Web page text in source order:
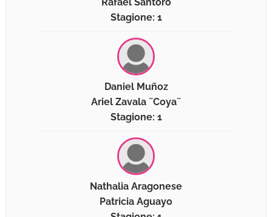
Stagione: 1
Daniel Muñoz
Ariel Zavala ¨Coya¨
Stagione: 1
Nathalia Aragonese
Patricia Aguayo